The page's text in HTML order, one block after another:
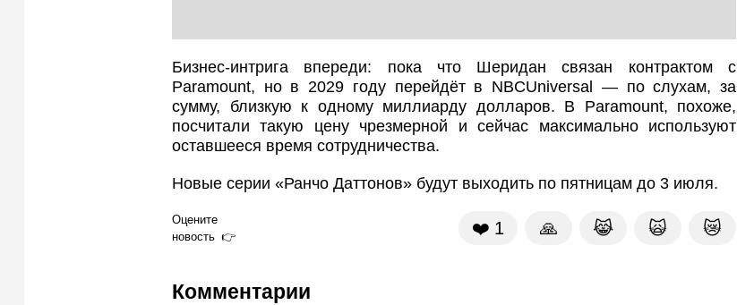
Бизнес-интрига впереди: пока что Шеридан связан контрактом с
Paramount, но в 2029 году перейдёт в NBCUniversal — по слухам, за
сумму, близкую к одному миллиарду долларов. В Paramount, похоже,
посчитали такую цену чрезмерной и сейчас максимально используют
оставшееся время сотрудничества.
Новые серии «Ранчо Даттонов» будут выходить по пятницам до 3 июля.
Оцените
новость
❤️ 1 🙏 😹 🙀 😿
Комментарии